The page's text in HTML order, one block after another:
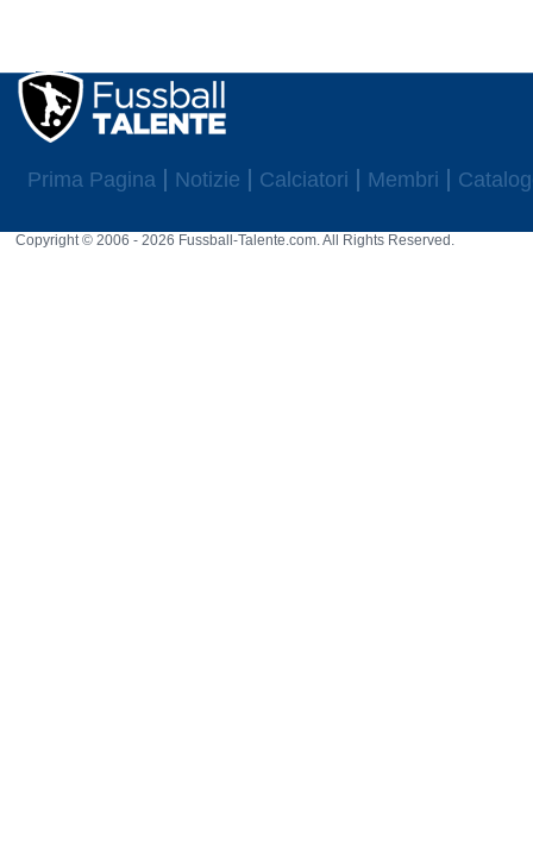
Prima Pagina Notizie Calciatori Membri
Copyright © 2006 - 2026 Fussball-Talente.com. All Rights Reserved.